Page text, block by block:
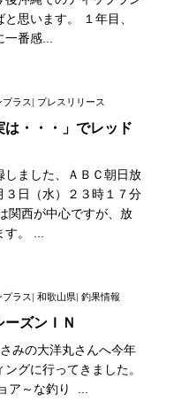
思います。 １年目、
番感...
ラス | プレスリリース
は・・・」でレッド
しました、ＡＢＣ朝日放
３日（水）２３時１７分
関西が中心ですが、放
。 ...
ラス |和歌山県|釣果情報
ズンＩＮ
みの大洋丸さんへ今年
グに行ってきました。
ア～な釣り ...